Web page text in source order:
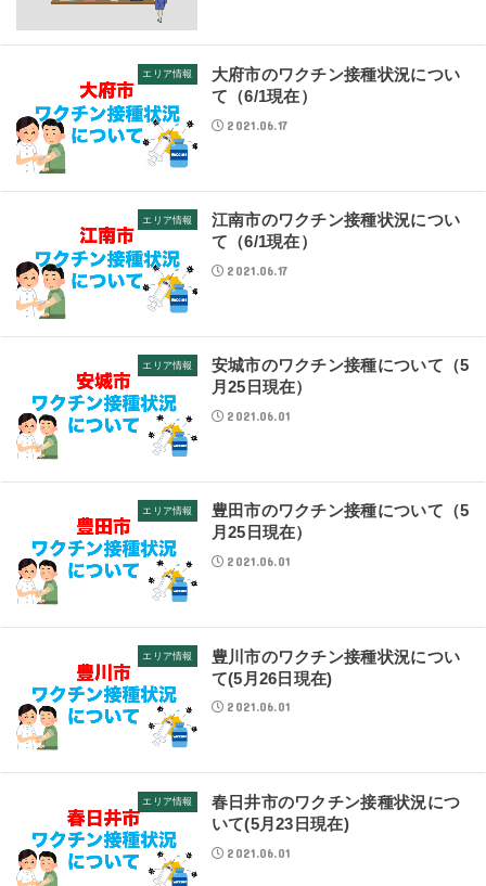
エリア情報
大府市のワクチン接種状況につい
て（6/1現在）
2021.06.17
エリア情報
江南市のワクチン接種状況につい
て（6/1現在）
2021.06.17
エリア情報
安城市のワクチン接種について（5
月25日現在）
2021.06.01
エリア情報
豊田市のワクチン接種について（5
月25日現在）
2021.06.01
エリア情報
豊川市のワクチン接種状況につい
て(5月26日現在)
2021.06.01
エリア情報
春日井市のワクチン接種状況につ
いて(5月23日現在)
2021.06.01